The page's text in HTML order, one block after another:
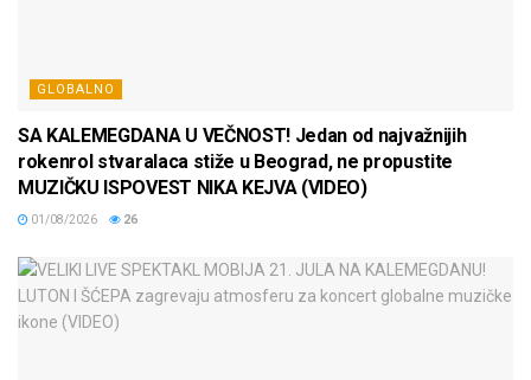
GLOBALNO
SA KALEMEGDANA U VEČNOST! Jedan od najvažnijih
rokenrol stvaralaca stiže u Beograd, ne propustite
MUZIČKU ISPOVEST NIKA KEJVA (VIDEO)
01/08/2026 26